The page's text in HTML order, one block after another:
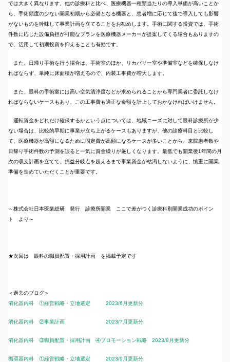
では大きく異なります。他の診療科と比べ、医療機器一種類当たりの導入単価が高いことか
ら、手術頻度の少ない開業初期から必備となる機器と、患者増に応じて後で導入しても影響
がないものを吟味して事業計画を立てることをお勧めします。手術に関する投資では、手術
件数に応じた設備負担が可能なプランを医療機器メーカーが提案してくる場合もありますの
で、活用して初期投資を抑えることも有効です。
また、日帰り手術を行う場合は、手術室のほか、リカバリー室や準備室などを確保しなけ
ればならず、単純に床面積が増えるので、内装工事費が増大します。
また、眼科の手術室には高い空気清浄度などが求められることから専門業者に委託しなけ
ればならないケースもあり、この工事費も適正な金額を計上しておかなければいけません。
運転資金をどれだけ確保するかという点については、地域ニーズに対して眼科診療所が少
ない場合は、比較的早期に事業が立ち上がるケースもありますが、他の診療科目と比較し
て、医療機器が高額になるために固定費が高額になるケースが多いことから、来院患者数や
日帰り手術件数の予測を誤ると一気に資金繰りが厳しくなります。最低でも開業後1年間の月
次の収支計画を立てて、損益分岐点を超えるまで事業資金が枯渇しないように、慎重に開業
準備を進めていただくことが重要です。
～株式会社日本医業総研 発行 診療所開業 ここで差がつく診療科別開業成功のポイン
ト より～
★次回は 眼科の職員配置・採用計画 を掲載予定です
＜過去のブログ＞
消化器内科 ①経営戦略・立地選定 2023/6月更新分
消化器内科 ②事業計画 2023/7月更新分
消化器内科 ③職員配置・採用計画 ④プロモーション戦略 2023/8月更新分
循環器内科 ①経営戦略・立地選定 2023/9月更新分